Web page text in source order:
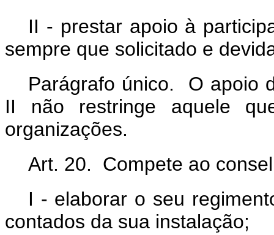
II - prestar apoio à
sempre que solicitado e
Parágrafo único. O apoio
II não restringe aquele
organizações.
Art. 20. Compete ao
I - elaborar o seu
contados da sua instalação;